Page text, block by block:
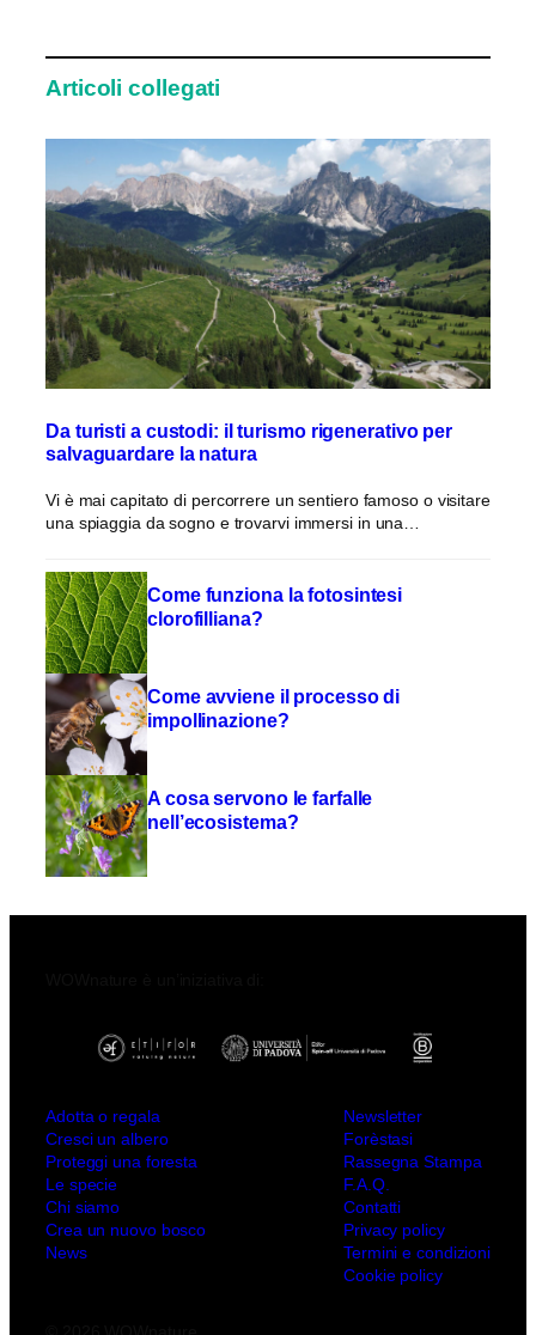
Articoli collegati
Da turisti a custodi: il turismo rigenerativo per
salvaguardare la natura
Vi è mai capitato di percorrere un sentiero famoso o visitare
una spiaggia da sogno e trovarvi immersi in una…
Come funziona la fotosintesi
clorofilliana?
Come avviene il processo di
impollinazione?
A cosa servono le farfalle
nell’ecosistema?
Adotta o regala
Cresci un albero
Proteggi una foresta
Le specie
Chi siamo
Crea un nuovo bosco
News
Newsletter
Forèstasi
Rassegna Stampa
F.A.Q.
Contatti
Privacy policy
Termini e condizioni
Cookie policy